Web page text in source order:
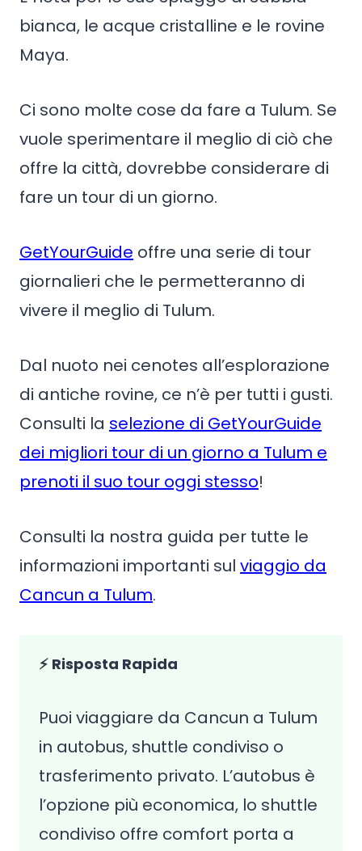
bianca, le acque cristalline e le rovine
Maya.
Ci sono molte cose da fare a Tulum. Se
vuole sperimentare il meglio di ciò che
offre la città, dovrebbe considerare di
fare un tour di un giorno.
GetYourGuide offre una serie di tour
giornalieri che le permetteranno di
vivere il meglio di Tulum.
Dal nuoto nei cenotes all’esplorazione
di antiche rovine, ce n’è per tutti i gusti.
Consulti la selezione di GetYourGuide
dei migliori tour di un giorno a Tulum e
prenoti il suo tour oggi stesso!
Consulti la nostra guida per tutte le
informazioni importanti sul viaggio da
Cancun a Tulum.
⚡ Risposta Rapida
Puoi viaggiare da Cancun a Tulum
in autobus, shuttle condiviso o
trasferimento privato. L’autobus è
l’opzione più economica, lo shuttle
condiviso offre comfort porta a